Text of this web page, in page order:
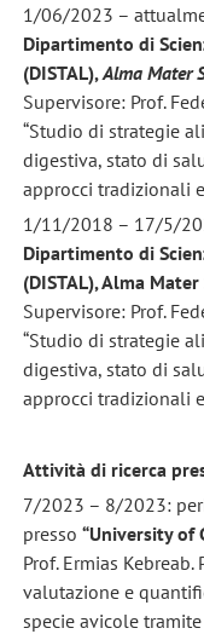
1/06/2023 –
Dipartimento di
(DISTAL), Alma Mater
Supervisore: Prof.
“Studio di strategie
digestiva, stato di
approcci tradizionali
1/11/2018 – 17/5/
Dipartimento di
(DISTAL), Alma
Supervisore: Prof.
“Studio di strategie
digestiva, stato di
approcci tradizionali
Attività di ricerca
7/2023 – 8/2023:
presso “University of
Prof. Ermias
valutazione e
specie avicole tramite